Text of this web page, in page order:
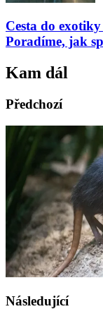
Cesta do
Poradíme, jak
Kam dál
Předchozí
Následující